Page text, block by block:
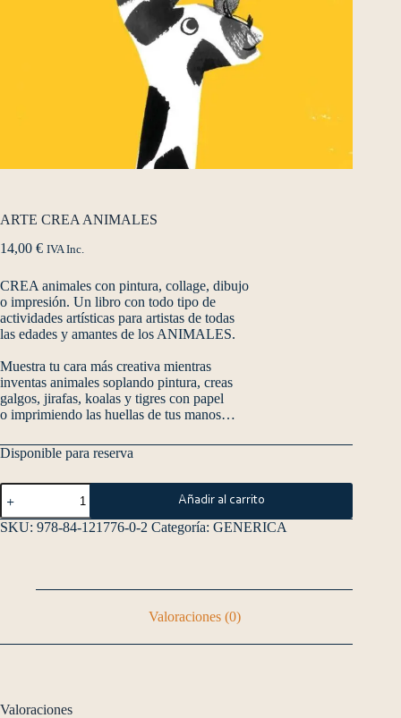
ARTE CREA ANIMALES
14,00 € IVA Inc.
CREA animales con pintura, collage, dibujo
o impresión. Un libro con todo tipo de
actividades artísticas para artistas de todas
las edades y amantes de los ANIMALES.
Muestra tu cara más creativa mientras
inventas animales soplando pintura, creas
galgos, jirafas, koalas y tigres con papel
o imprimiendo las huellas de tus manos…
Disponible para reserva
Añadir al carrito
SKU: 978-84-121776-0-2 Categoría: GENERICA
Valoraciones (0)
Valoraciones